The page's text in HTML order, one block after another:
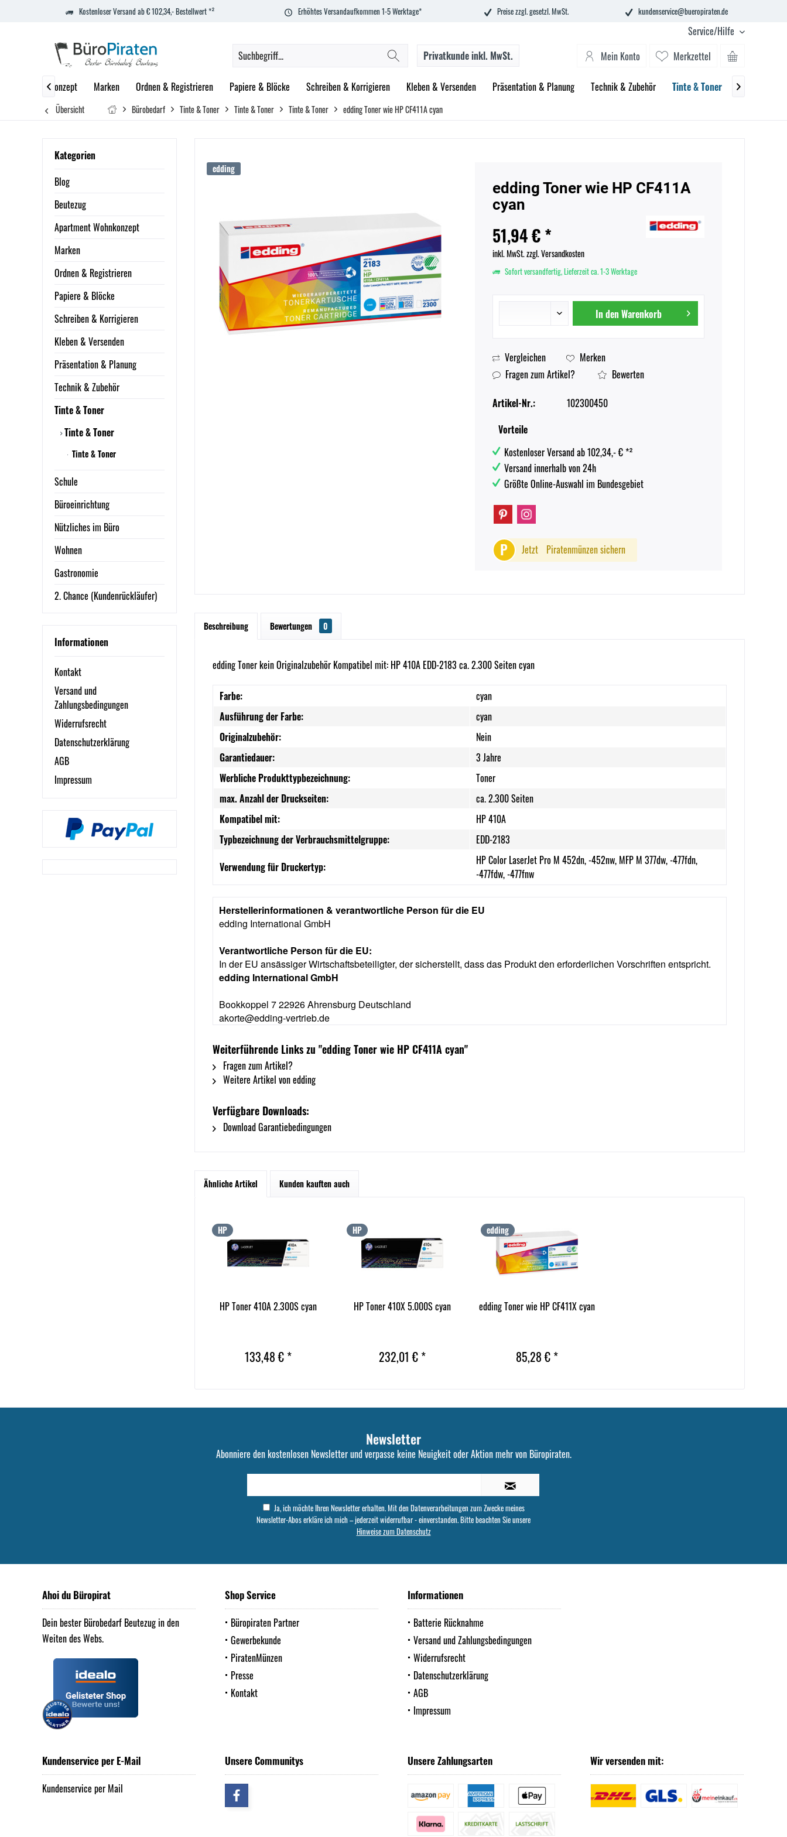
Kostenloser Versand ab € 102,34,- Bestellwert *² Erhöhtes Versandaufkommen 1-5 Werktage* Preise zzgl. gesetzl. MwSt. kundenservice@bueropiraten.de
Service/Hilfe
Merkzettel
Mein Konto
Privatkundeinkl. MwSt.
Wohnkonzept Marken Ordnen & Registrieren Papiere & Blöcke Schreiben & Korrigieren Kleben & Versenden Präsentation & Planung Technik & Zubehör Tinte & Toner Schule
 
Übersicht Bürobedarf Tinte & Toner Tinte & Toner Tinte & Toner edding Toner wie HP CF411A cyan
Kategorien
Blog
Beutezug
Apartment Wohnkonzept
Marken
Ordnen & Registrieren
Papiere & Blöcke
Schreiben & Korrigieren
Kleben & Versenden
Präsentation & Planung
Technik & Zubehör
Tinte & Toner
Tinte & Toner
Tinte & Toner
Schule
Büroeinrichtung
Nützliches im Büro
Wohnen
Gastronomie
2. Chance (Kundenrückläufer)
Informationen
Kontakt
Versand und
Zahlungsbedingungen
Widerrufsrecht
Datenschutzerklärung
AGB
Impressum
edding
edding Toner wie HP CF411A
cyan
51,94 € *
inkl. MwSt.zzgl. Versandkosten
Sofort versandfertig, Lieferzeit ca. 1-3 Werktage
In denWarenkorb
Vergleichen
Merken
Fragen zum Artikel?
Bewerten
Artikel-Nr.:
102300450
Vorteile
Kostenloser Versand ab 102,34,- € *²
Versand innerhalb von 24h
Größte Online-Auswahl im Bundesgebiet
P Jetzt Piratenmünzen sichern
Beschreibung Bewertungen 0
edding Toner kein Originalzubehör Kompatibel mit: HP 410A EDD-2183 ca. 2.300 Seiten cyan
Farbe:
cyan
Ausführung der Farbe:
cyan
Originalzubehör:
Nein
Garantiedauer:
3 Jahre
Werbliche Produkttypbezeichnung:
Toner
max. Anzahl der Druckseiten:
ca. 2.300 Seiten
Kompatibel mit:
HP 410A
Typbezeichnung der Verbrauchsmittelgruppe:
EDD-2183
Verwendung für Druckertyp:
HP Color LaserJet Pro M 452dn, -452nw, MFP M 377dw, -477fdn,
-477fdw, -477fnw
Herstellerinformationen & verantwortliche Person für die EU
edding International GmbH
Verantwortliche Person für die EU:
In der EU ansässiger Wirtschaftsbeteiligter, der sicherstellt, dass das Produkt den erforderlichen Vorschriften entspricht.
edding International GmbH
Bookkoppel 7 22926 Ahrensburg Deutschland
akorte@edding-vertrieb.de
Weiterführende Links zu "edding Toner wie HP CF411A cyan"
Fragen zum Artikel?
Weitere Artikel von edding
Verfügbare Downloads:
Download Garantiebedingungen
Ähnliche Artikel Kunden kauften auch
HP
HP Toner 410A 2.300S cyan
133,48 € *
HP
HP Toner 410X 5.000S cyan
232,01 € *
edding
edding Toner wie HP CF411X cyan
85,28 € *
Newsletter
Abonniere den kostenlosen Newsletter und verpasse keine Neuigkeit oder Aktion mehr von Büropiraten.
Ja, ich möchte Ihren Newsletter erhalten. Mit den Datenverarbeitungen zum Zwecke meines
Newsletter-Abos erkläre ich mich – jederzeit widerrufbar - einverstanden. Bitte beachten Sie unsere
Hinweise zum Datenschutz
Ahoi du Büropirat
Dein bester Bürobedarf Beutezug in den
Weiten des Webs.
Shop Service
Büropiraten Partner
Gewerbekunde
PiratenMünzen
Presse
Kontakt
Informationen
Batterie Rücknahme
Versand und Zahlungsbedingungen
Widerrufsrecht
Datenschutzerklärung
AGB
Impressum
Kundenservice per E-Mail
Kundenservice per Mail
Unsere Communitys Unsere Zahlungsarten Wir versenden mit: